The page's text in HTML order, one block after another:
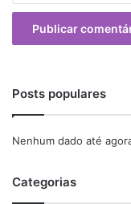
Posts populares
Nenhum dado até
Categorias